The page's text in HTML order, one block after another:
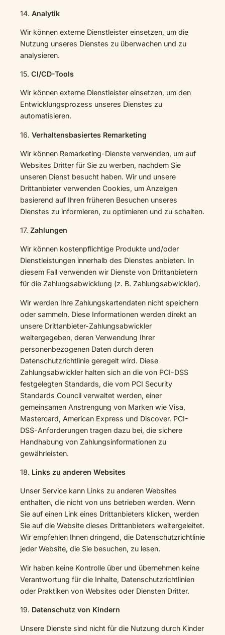
14. Analytik
Wir können externe Dienstleister einsetzen, um die
Nutzung unseres Dienstes zu überwachen und zu
analysieren.
15. CI/CD-Tools
Wir können externe Dienstleister einsetzen, um den
Entwicklungsprozess unseres Dienstes zu
automatisieren.
16. Verhaltensbasiertes Remarketing
Wir können Remarketing-Dienste verwenden, um auf
Websites Dritter für Sie zu werben, nachdem Sie
unseren Dienst besucht haben. Wir und unsere
Drittanbieter verwenden Cookies, um Anzeigen
basierend auf Ihren früheren Besuchen unseres
Dienstes zu informieren, zu optimieren und zu schalten.
17. Zahlungen
Wir können kostenpflichtige Produkte und/oder
Dienstleistungen innerhalb des Dienstes anbieten. In
diesem Fall verwenden wir Dienste von Drittanbietern
für die Zahlungsabwicklung (z. B. Zahlungsabwickler).
Wir werden Ihre Zahlungskartendaten nicht speichern
oder sammeln. Diese Informationen werden direkt an
unsere Drittanbieter-Zahlungsabwickler
weitergegeben, deren Verwendung Ihrer
personenbezogenen Daten durch deren
Datenschutzrichtlinie geregelt wird. Diese
Zahlungsabwickler halten sich an die von PCI-DSS
festgelegten Standards, die vom PCI Security
Standards Council verwaltet werden, einer
gemeinsamen Anstrengung von Marken wie Visa,
Mastercard, American Express und Discover. PCI-
DSS-Anforderungen tragen dazu bei, die sichere
Handhabung von Zahlungsinformationen zu
gewährleisten.
18. Links zu anderen Websites
Unser Service kann Links zu anderen Websites
enthalten, die nicht von uns betrieben werden. Wenn
Sie auf einen Link eines Drittanbieters klicken, werden
Sie auf die Website dieses Drittanbieters weitergeleitet.
Wir empfehlen Ihnen dringend, die Datenschutzrichtlinie
jeder Website, die Sie besuchen, zu lesen.
Wir haben keine Kontrolle über und übernehmen keine
Verantwortung für die Inhalte, Datenschutzrichtlinien
oder Praktiken von Websites oder Diensten Dritter.
19. Datenschutz von Kindern
Unsere Dienste sind nicht für die Nutzung durch Kinder